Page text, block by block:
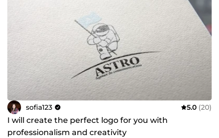
sofia123 5.0 (20)
I will create the perfect logo for you with
professionalism and creativity